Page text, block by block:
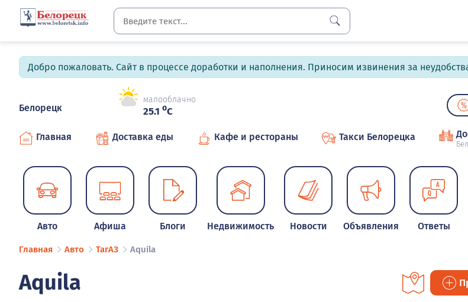
Добро пожаловать. Сайт в процессе доработки и наполнения. Приносим извинения за
Белорецк
малооблачно
25.1 oC
Главная Доставка еды Кафе и рестораны Такси Белорецка
Авто Афиша Блоги Недвижимость Новости Объявления Ответы
Главная Авто ТагАЗ Aquila
Aquila